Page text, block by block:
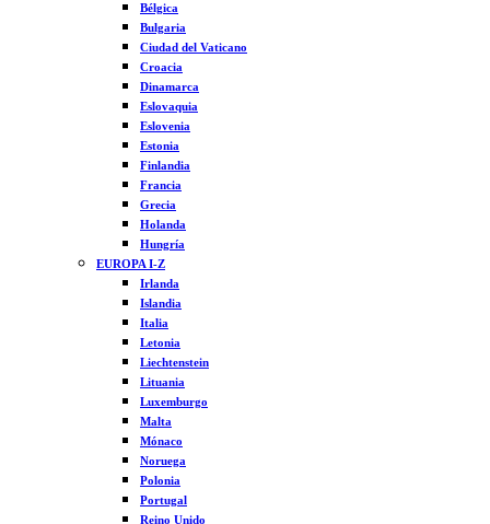
Bélgica
Bulgaria
Ciudad del Vaticano
Croacia
Dinamarca
Eslovaquia
Eslovenia
Estonia
Finlandia
Francia
Grecia
Holanda
Hungría
EUROPA I-Z
Irlanda
Islandia
Italia
Letonia
Liechtenstein
Lituania
Luxemburgo
Malta
Mónaco
Noruega
Polonia
Portugal
Reino Unido